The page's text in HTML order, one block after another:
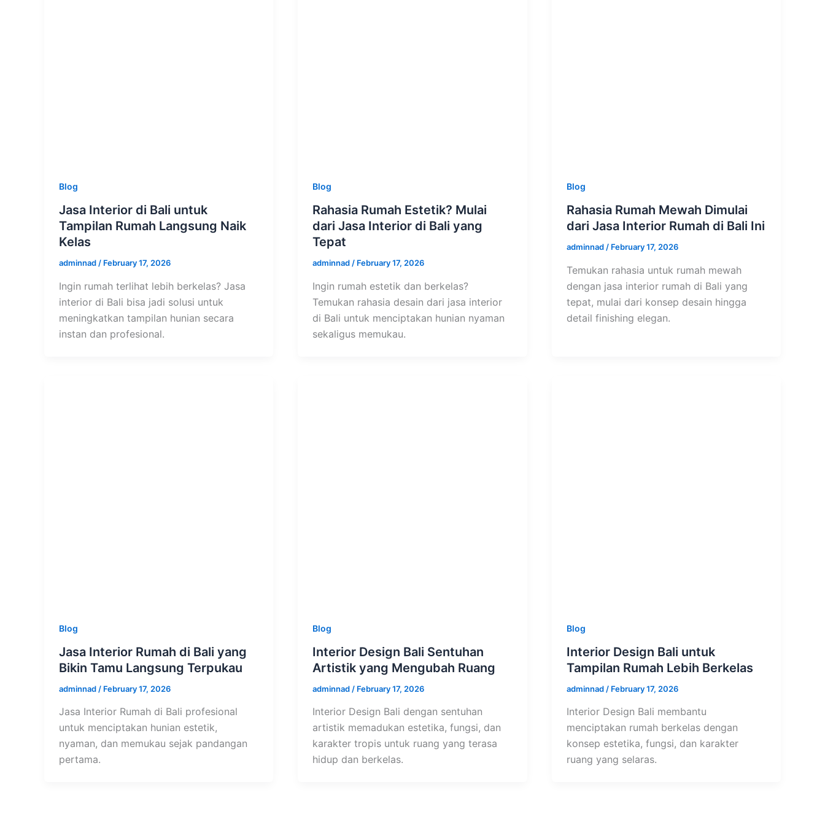
Blog
Jasa Interior di Bali untuk
Tampilan Rumah Langsung Naik
Kelas
adminnad / February 17, 2026
Ingin rumah terlihat lebih berkelas? Jasa
interior di Bali bisa jadi solusi untuk
meningkatkan tampilan hunian secara
instan dan profesional.
Blog
Rahasia Rumah Estetik? Mulai
dari Jasa Interior di Bali yang
Tepat
adminnad / February 17, 2026
Ingin rumah estetik dan berkelas?
Temukan rahasia desain dari jasa interior
di Bali untuk menciptakan hunian nyaman
sekaligus memukau.
Blog
Rahasia Rumah Mewah Dimulai
dari Jasa Interior Rumah di Bali Ini
adminnad / February 17, 2026
Temukan rahasia untuk rumah mewah
dengan jasa interior rumah di Bali yang
tepat, mulai dari konsep desain hingga
detail finishing elegan.
Blog
Jasa Interior Rumah di Bali yang
Bikin Tamu Langsung Terpukau
adminnad / February 17, 2026
Jasa Interior Rumah di Bali profesional
untuk menciptakan hunian estetik,
nyaman, dan memukau sejak pandangan
pertama.
Blog
Interior Design Bali Sentuhan
Artistik yang Mengubah Ruang
adminnad / February 17, 2026
Interior Design Bali dengan sentuhan
artistik memadukan estetika, fungsi, dan
karakter tropis untuk ruang yang terasa
hidup dan berkelas.
Blog
Interior Design Bali untuk
Tampilan Rumah Lebih Berkelas
adminnad / February 17, 2026
Interior Design Bali membantu
menciptakan rumah berkelas dengan
konsep estetika, fungsi, dan karakter
ruang yang selaras.